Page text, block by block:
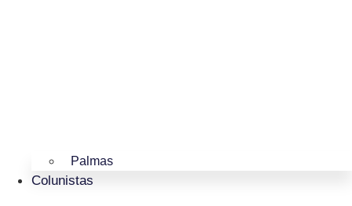
Palmas
Colunistas